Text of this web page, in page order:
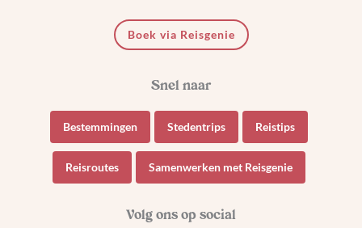
Boek via Reisgenie
Bestemmingen Stedentrips Reistips
Reisroutes Samenwerken met Reisgenie